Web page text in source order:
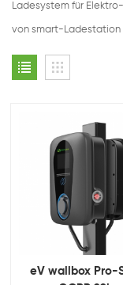
Ladesystem für
von smart-Ladestation
eV wallbox Pro-